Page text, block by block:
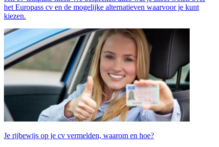
het Europass cv en de mogelijke alternatieven waarvoor je kunt
kiezen.
Je rijbewijs op je cv vermelden, waarom en hoe?